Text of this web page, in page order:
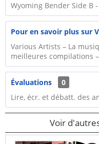
Wyoming Bender Side B
Pour en savoir plus sur
Various Artists – La
meilleures compilations
Évaluations
0
Lire, écr. et débatt. des
Voir